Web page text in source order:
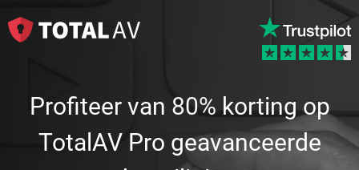
Profiteer van 80% korting op
TotalAV Pro geavanceerde